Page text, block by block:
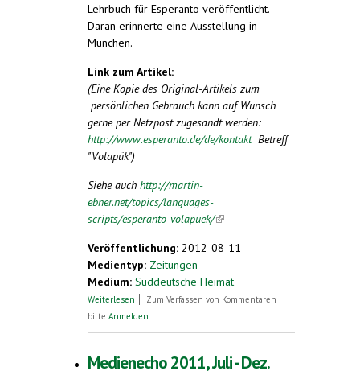
Lehrbuch für Esperanto veröffentlicht.
Daran erinnerte eine Ausstellung in
München.
Link zum Artikel:
(Eine Kopie des Original-Artikels zum
persönlichen Gebrauch kann auf Wunsch
gerne per Netzpost zugesandt werden:
http://www.esperanto.de/de/kontakt Betreff
"Volapük")
Siehe auch http://martin-
ebner.net/topics/languages-
scripts/esperanto-volapuek/(link is external)
Veröffentlichung: 2012-08-11
Medientyp: Zeitungen
Medium: Süddeutsche Heimat
Weiterlesen über Nie mehr Missverständnisse – Der
neutralen Sprache
Zum Verfassen von Kommentaren
bitte Anmelden.
Medienecho 2011, Juli - Dez.